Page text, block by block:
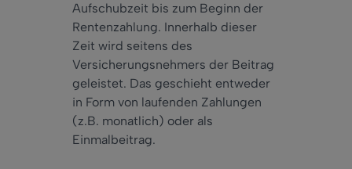
Aufschubzeit bis zum Beginn der
Rentenzahlung. Innerhalb dieser
Zeit wird seitens des
Versicherungsnehmers der Beitrag
geleistet. Das geschieht entweder
in Form von laufenden Zahlungen
(z.B. monatlich) oder als
Einmalbeitrag.